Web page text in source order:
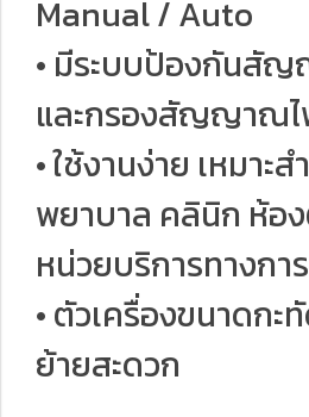
Manual / Auto
• มีระบบป้องกันสั
และกรองสัญญาณ
• ใช้งานง่าย เหมาะ
พยาบาล คลินิก ห้อง
หน่วยบริการทางก
• ตัวเครื่องขนาดกะ
ย้ายสะดวก